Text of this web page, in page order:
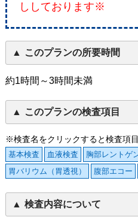
ししております※
このプランの所要時間
約1時間～3時間未満
このプランの検査項目
※検査名をクリックすると検査項
基本検査 血液検査 胸部レントゲ
胃バリウム（胃透視）
腹部エコー
検査内容について